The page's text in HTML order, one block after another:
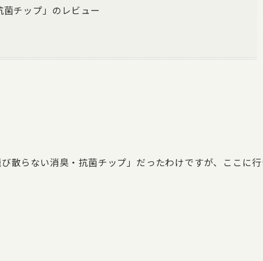
菌チップ」のレビュー
散らない消臭・抗菌チップ」だったわけですが、ここに